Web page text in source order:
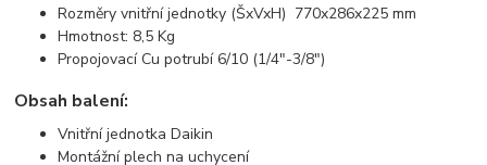
Rozměry vnitřní jednotky (ŠxVxH) 770x286x225 mm
Hmotnost: 8,5 Kg
Propojovací Cu potrubí 6/10 (1/4"-3/8")
Obsah balení:
Vnitřní jednotka Daikin
Montážní plech na uchycení